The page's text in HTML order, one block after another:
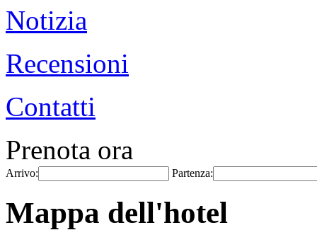
Notizia
Recensioni
Contatti
Prenota ora
Arrivo: Partenza:
Mappa dell'hotel